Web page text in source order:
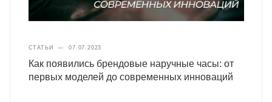
СТАТЬИ — 07.07.2023
Как появились брендовые наручные часы: от
первых моделей до современных инноваций